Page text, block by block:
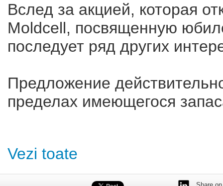
Вслед за акцией, которая
Moldcell, посвященную
последует ряд других
Предложение
пределах имеющегося
Vezi toate